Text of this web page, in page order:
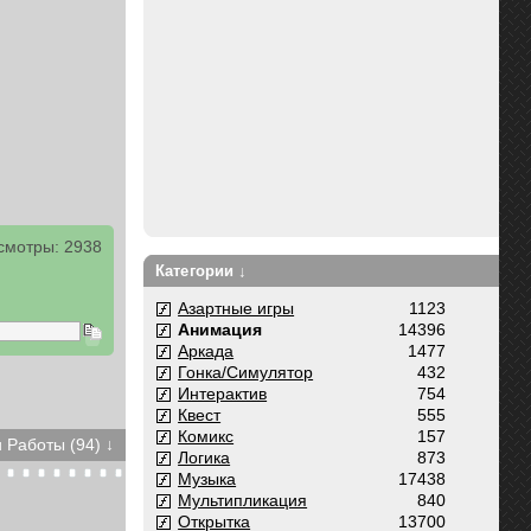
2938
Работы (94) ↓
Категории ↓
1123
Азартные игры
14396
Анимация
1477
Аркада
432
Гонка/Симулятор
754
Интерактив
555
Квест
157
Комикс
873
Логика
17438
Музыка
840
Мультипликация
13700
Открытка